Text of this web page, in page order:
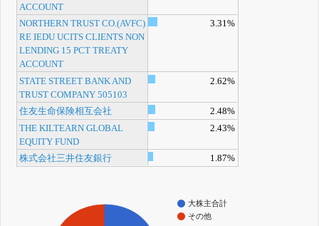
ACCOUNT
NORTHERN TRUST CO.(AVFC)
RE IEDU UCITS CLIENTS NON
LENDING 15 PCT TREATY
ACCOUNT
3.31%
STATE STREET BANK AND
TRUST COMPANY 505103
2.62%
住友生命保険相互会社
2.48%
THE KILTEARN GLOBAL
EQUITY FUND
2.43%
株式会社三井住友銀行 1.87%
大株主合計
その他